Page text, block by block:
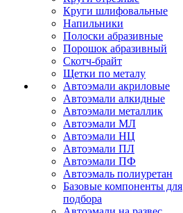
Круги шлифовальные
Напильники
Полоски абразивные
Порошок абразивный
Скотч-брайт
Щетки по металу
Автоэмали акриловые
Автоэмали алкидные
Автоэмали металлик
Автоэмали МЛ
Автоэмали НЦ
Автоэмали ПЛ
Автоэмали ПФ
Автоэмаль полиуретан
Базовые компоненты для
подбора